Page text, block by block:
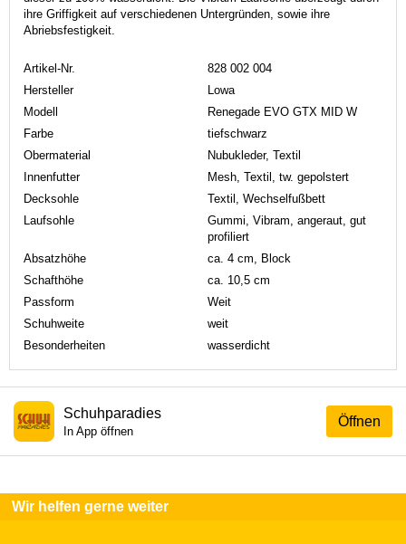
ihre Griffigkeit auf verschiedenen Untergründen, sowie ihre
Abriebsfestigkeit.
Artikel-Nr.
828 002 004
Hersteller
Lowa
Modell
Renegade EVO GTX MID W
Farbe
tiefschwarz
Obermaterial
Nubukleder, Textil
Innenfutter
Mesh, Textil, tw. gepolstert
Decksohle
Textil, Wechselfußbett
Laufsohle
Gummi, Vibram, angeraut, gut
profiliert
Absatzhöhe
ca. 4 cm, Block
Schafthöhe
ca. 10,5 cm
Passform
Weit
Schuhweite
weit
Besonderheiten
wasserdicht
Öffnen
Schuhparadies
In App öffnen
Wir helfen gerne weiter